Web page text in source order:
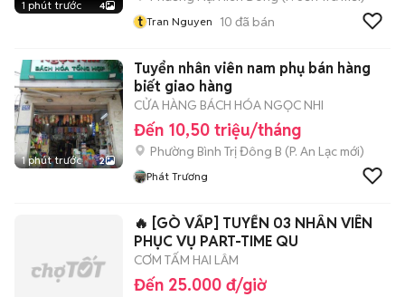
1 phút trước 4
t Tran Nguyen 10 đã bán
1 phút trước 2
Tuyển nhân viên nam phụ bán hàng
biết giao hàng
CỬA HÀNG BÁCH HÓA NGỌC NHI
Đến 10,50 triệu/tháng
Phường Bình Trị Đông B (P. An Lạc mới)
Phát Trương
🔥 [GÒ VẤP] TUYỂN 03 NHÂN VIÊN
PHỤC VỤ PART-TIME QU
CƠM TẤM HAI LÂM
Đến 25.000 đ/giờ